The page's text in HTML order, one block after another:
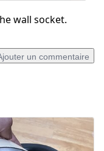
wall socket.
un commentaire